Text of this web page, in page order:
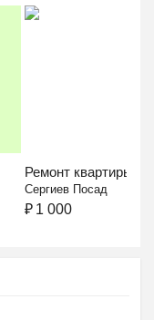
Ремонт квартиры в...
Сергиев Посад
₽ 1 000